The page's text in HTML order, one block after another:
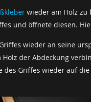
wieder am Holz zu
und öffnete diesen.
wieder an seine
der Abdeckung
des Griffes wieder auf